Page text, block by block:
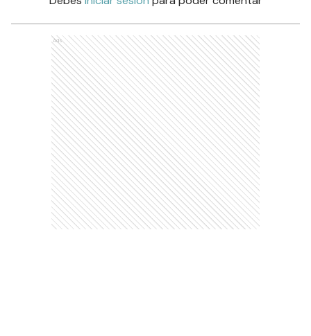
Ads